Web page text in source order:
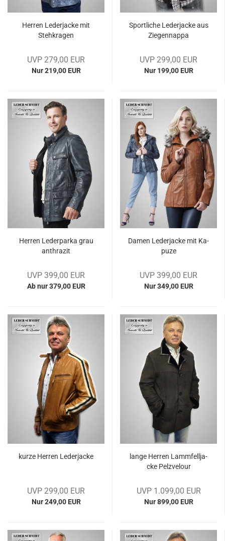
Her­ren Le­der­ja­cke mit
Steh­kra­gen
UVP 279,00 EUR
Nur 219,00 EUR
Sport­li­che Le­der­ja­cke aus
Zie­gen­n­ap­pa
UVP 299,00 EUR
Nur 199,00 EUR
Her­ren Le­der­par­ka grau
an­thra­zit
UVP 399,00 EUR
Ab nur 379,00 EUR
Damen Le­der­ja­cke mit Ka­
pu­ze
UVP 399,00 EUR
Nur 349,00 EUR
kurze Her­ren Le­der­ja­cke
UVP 299,00 EUR
Nur 249,00 EUR
lange Her­ren Lamm­fell­ja­
cke Pelz­ve­lour
UVP 1.099,00 EUR
Nur 899,00 EUR